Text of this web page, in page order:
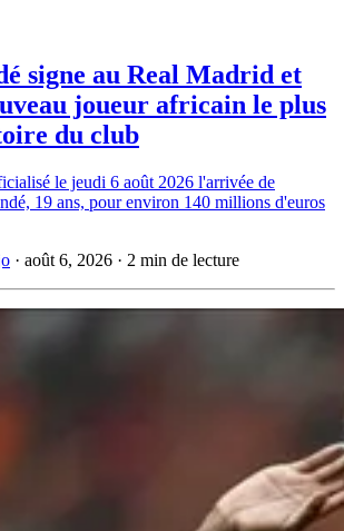
signe au Real Madrid et
joueur africain le plus
du club
le jeudi 6 août 2026 l'arrivée de
19 ans, pour environ 140 millions d'euros
· août 6, 2026 · 2 min de lecture